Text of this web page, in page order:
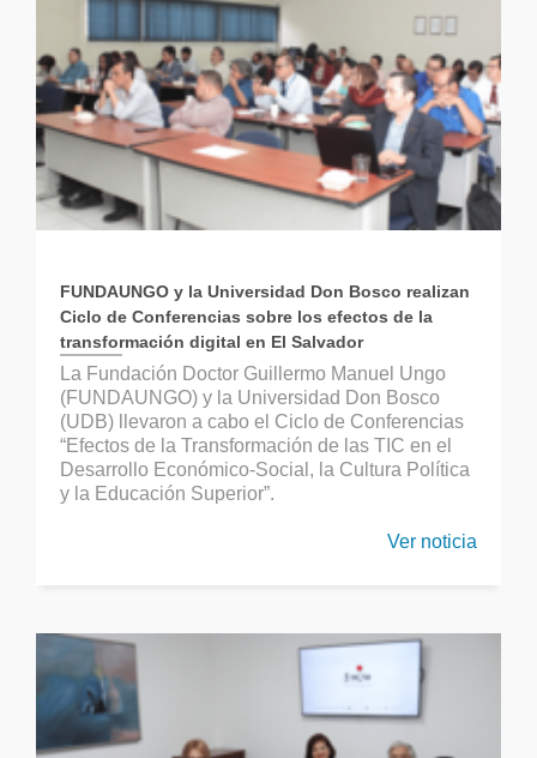
FUNDAUNGO y la Universidad Don Bosco realizan
Ciclo de Conferencias sobre los efectos de la
transformación digital en El Salvador
La Fundación Doctor Guillermo Manuel Ungo
(FUNDAUNGO) y la Universidad Don Bosco
(UDB) llevaron a cabo el Ciclo de Conferencias
“Efectos de la Transformación de las TIC en el
Desarrollo Económico-Social, la Cultura Política
y la Educación Superior”.
Ver noticia